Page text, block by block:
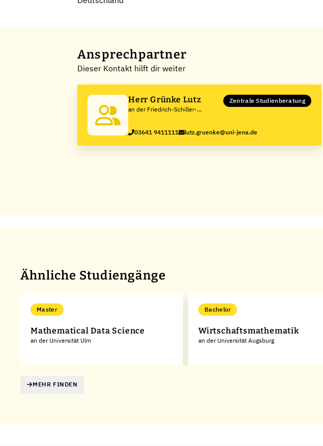
Ansprechpartner
Dieser Kontakt hilft dir weiter
Herr Grünke Lutz
an der Friedrich-Schiller-
Zentrale Studienberatung
03641 9411111 lutz.gruenke@uni-jena.de
Ähnliche Studiengänge
Master
Mathematical Data Science
an der Universität Ulm
Bachelor
Wirtschaftsmathematik
an der Universität Augsburg
MEHR FINDEN